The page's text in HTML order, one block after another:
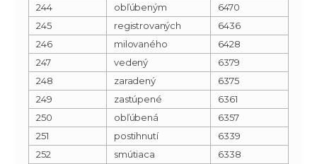
244
obľúbeným
6470
245
registrovaných
6436
246
milovaného
6428
247
vedený
6379
248
zaradený
6375
249
zastúpené
6361
250
obľúbená
6357
251
postihnutí
6339
252
smútiaca
6338